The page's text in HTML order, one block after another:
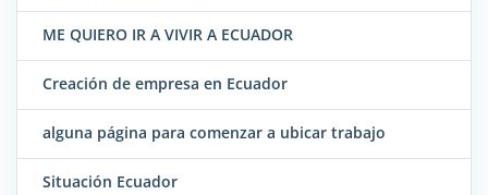
ME QUIERO IR A VIVIR A ECUADOR
Creación de empresa en Ecuador
alguna página para comenzar a ubicar trabajo
Situación Ecuador